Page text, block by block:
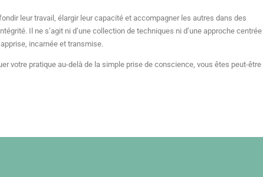
leur travail, élargir leur capacité et accompagner les autres dans des
Il ne s’agit ni d’une collection de techniques ni d’une approche centrée
incarnée et transmise.
votre pratique au-delà de la simple prise de conscience, vous êtes peut-être